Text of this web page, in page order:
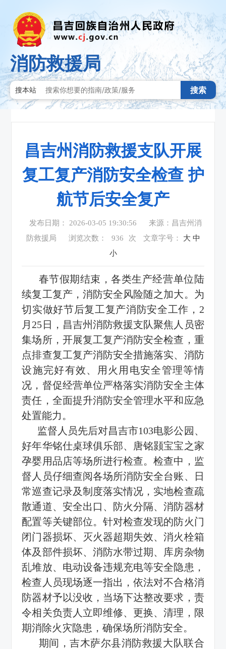
消防救援局
搜本站 搜索
昌吉州消防救援支队开展
复工复产消防安全检查 护
航节后安全复产
发布日期： 2026-03-05 19:30:56
来源：昌吉州消
防救援局
浏览次数： 936 次 文章字号： 大 中
小
春节假期结束，各类生产经营单位陆
续复工复产，消防安全风险随之加大。为
切实做好节后复工复产消防安全工作，2
月25日，昌吉州消防救援支队聚焦人员密
集场所，开展复工复产消防安全检查，重
点排查复工复产消防安全措施落实、消防
设施完好有效、用火用电安全管理等情
况，督促经营单位严格落实消防安全主体
责任，全面提升消防安全管理水平和应急
处置能力。
监督人员先后对昌吉市103电影公园、
好年华铭仕桌球俱乐部、唐铭颢宝宝之家
孕婴用品店等场所进行检查。检查中，监
督人员仔细查阅各场所消防安全台账、日
常巡查记录及制度落实情况，实地检查疏
散通道、安全出口、防火分隔、消防器材
配置等关键部位。针对检查发现的防火门
闭门器损坏、灭火器超期失效、消火栓箱
体及部件损坏、消防水带过期、库房杂物
乱堆放、电动设备违规充电等安全隐患，
检查人员现场逐一指出，依法对不合格消
防器材予以没收，当场下达整改要求，责
令相关负责人立即维修、更换、清理，限
期消除火灾隐患，确保场所消防安全。
期间，吉木萨尔县消防救援大队联合